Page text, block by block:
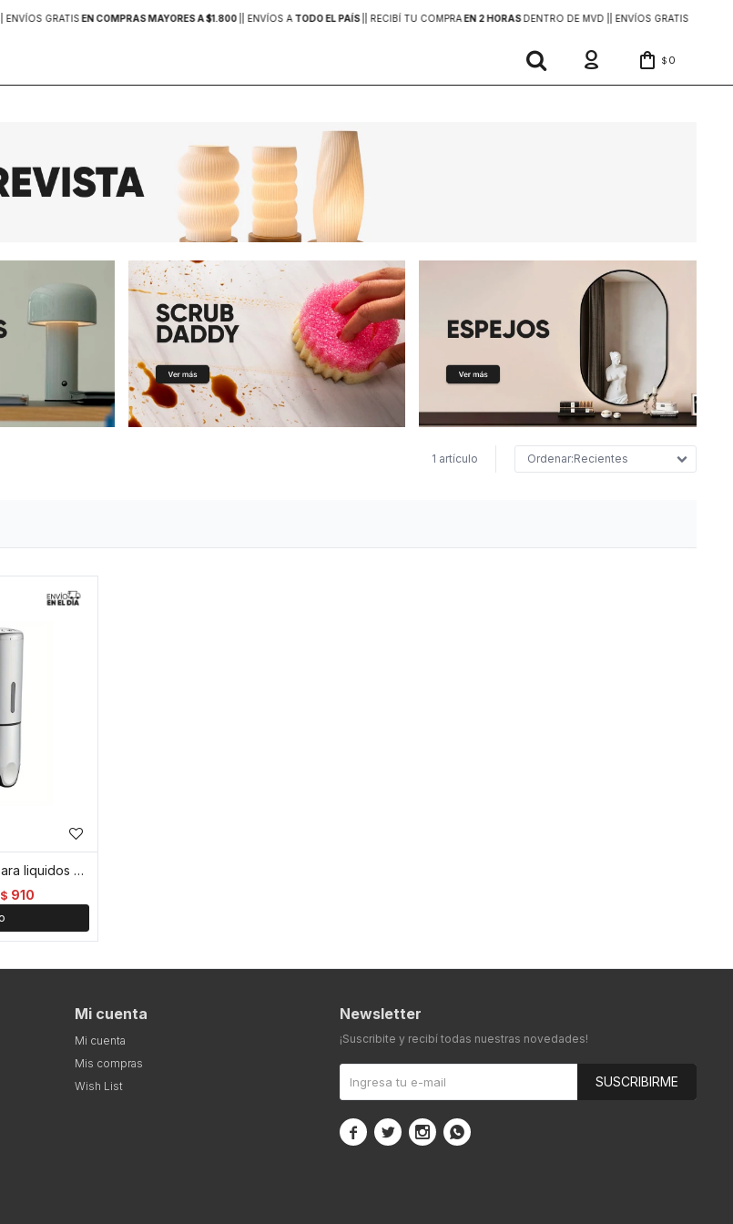
| ENVÍOS GRATISEN COMPRAS MAYORES A $1.800 | ENVÍOS A TODO EL PAÍS | RECIBÍ TU COMPRAEN 2 HORASDENTRO DE MVD | | ENVÍOS GRATIS
$ 0
1 artículo Recientes
Set de dispensador doble para liquidos con tapa hermética - Transparente
$ 910
Mi cuenta
Mi cuenta
Mis compras
Wish List
Newsletter
¡Suscribite y recibí todas nuestras novedades!
SUSCRIBIRME
   